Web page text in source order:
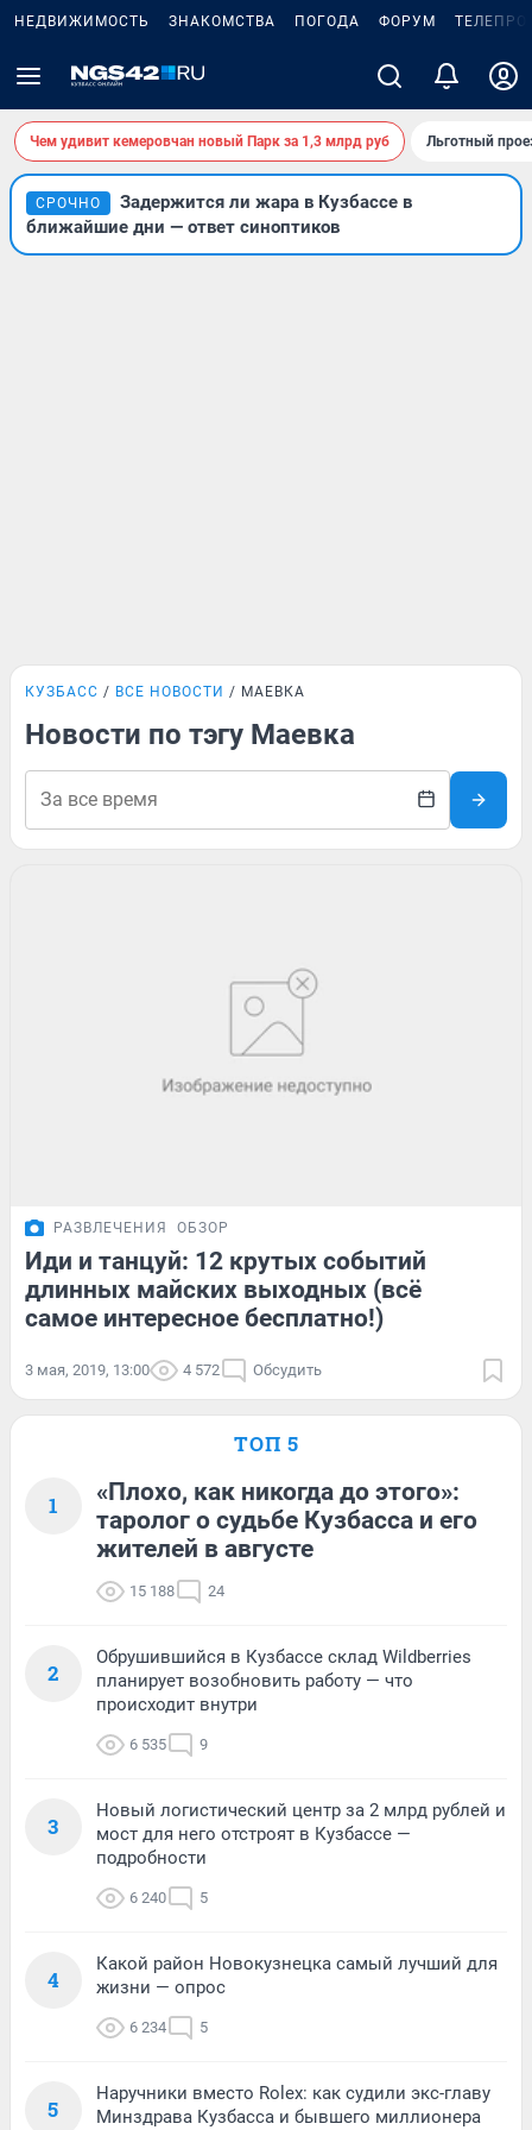
НЕДВИЖИМОСТЬ ЗНАКОМСТВА ПОГОДА ФОРУМ
Чем удивит кемеровчан новый Парк за 1,3 млрд руб Льготный
СРОЧНО
Задержится ли жара в Кузбассе в
ближайшие дни — ответ синоптиков
КУЗБАСС ВСЕ НОВОСТИ МАЕВКА
Новости по тэгу Маевка
РАЗВЛЕЧЕНИЯ ОБЗОР
Иди и танцуй: 12 крутых событий
длинных майских выходных (всё
самое интересное бесплатно!)
3 мая, 2019, 13:00 4 572 Обсудить
ТОП 5
1
«Плохо, как никогда до этого»:
таролог о судьбе Кузбасса и его
жителей в августе
15 188 24
2
Обрушившийся в Кузбассе склад Wildberries
планирует возобновить работу — что
происходит внутри
6 535 9
3
Новый логистический центр за 2 млрд рублей и
мост для него отстроят в Кузбассе —
подробности
6 240 5
4
Какой район Новокузнецка самый лучший для
жизни — опрос
6 234 5
5
Наручники вместо Rolex: как судили экс-главу
Минздрава Кузбасса и бывшего миллионера